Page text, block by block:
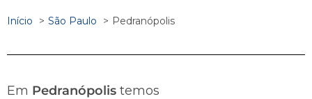
Início São Paulo Pedranópolis
Em Pedranópolis temos